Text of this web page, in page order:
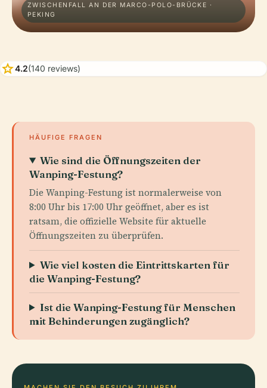
ZWISCHENFALL AN DER MARCO-POLO-BRÜCKE ·
PEKING
star4.2(140 reviews)
HÄUFIGE FRAGEN
Wie sind die Öffnungszeiten der
Wanping-Festung?
Die Wanping-Festung ist normalerweise von
8:00 Uhr bis 17:00 Uhr geöffnet, aber es ist
ratsam, die offizielle Website für aktuelle
Öffnungszeiten zu überprüfen.
Wie viel kosten die Eintrittskarten für
die Wanping-Festung?
Ist die Wanping-Festung für Menschen
mit Behinderungen zugänglich?